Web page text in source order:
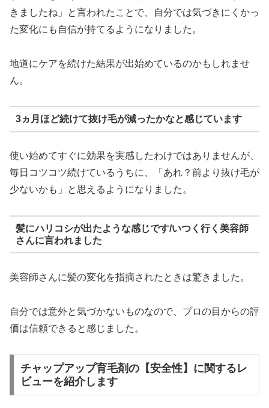
きましたね」と言われたことで、自分では気づきにくかっ
た変化にも自信が持てるようになりました。
地道にケアを続けた結果が出始めているのかもしれませ
ん。
3ヵ月ほど続けて抜け毛が減ったかなと感じています
使い始めてすぐに効果を実感したわけではありませんが、
毎日コツコツ続けているうちに、「あれ？前より抜け毛が
少ないかも」と思えるようになりました。
髪にハリコシが出たような感じです/いつく行く美容師
さんに言われました
美容師さんに髪の変化を指摘されたときは驚きました。
自分では意外と気づかないものなので、プロの目からの評
価は信頼できると感じました。
チャップアップ育毛剤の【安全性】に関するレ
ビューを紹介します